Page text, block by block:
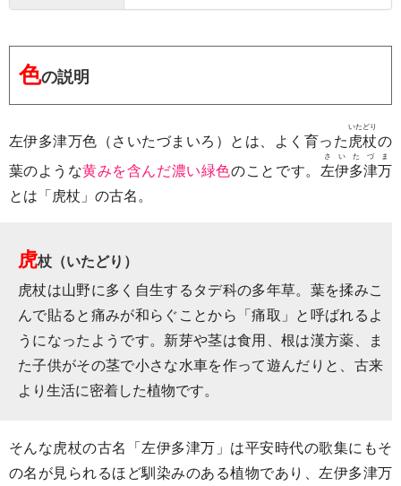
色の説明
左伊多津万色（さいたづまいろ）とは、よく育った虎杖
いたどり
の
葉のような黄みを含んだ濃い緑色のことです。 左伊多津万
さいたづま
とは「虎杖」の古名。
虎杖（いたどり）
虎杖は山野に多く自生するタデ科の多年草。葉を揉みこ
んで貼ると痛みが和らぐことから「痛取」と呼ばれるよ
うになったようです。新芽や茎は食用、根は漢方薬、ま
た子供がその茎で小さな水車を作って遊んだりと、古来
より生活に密着した植物です。
そんな虎杖の古名「左伊多津万」は平安時代の歌集にもそ
の名が見られるほど馴染みのある植物であり、左伊多津万